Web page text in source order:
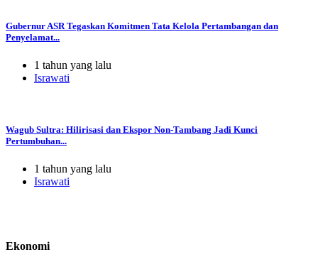
Gubernur ASR Tegaskan Komitmen Tata Kelola Pertambangan dan
Penyelamat...
1 tahun yang lalu
Israwati
Wagub Sultra: Hilirisasi dan Ekspor Non-Tambang Jadi Kunci
Pertumbuhan...
1 tahun yang lalu
Israwati
Ekonomi